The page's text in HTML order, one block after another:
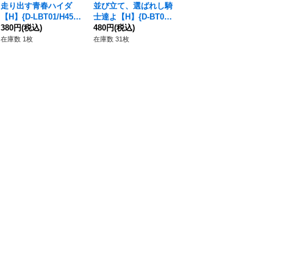
走り出す青春ハイダ
【H】{D-LBT01/H45}
《リリカルモナステリ
オ》
380円(税込)
在庫数 1枚
並び立て、選ばれし騎
士達よ【H】{D-BT02/
H36}《ケテルサンクチ
ュアリ》
480円(税込)
在庫数 31枚